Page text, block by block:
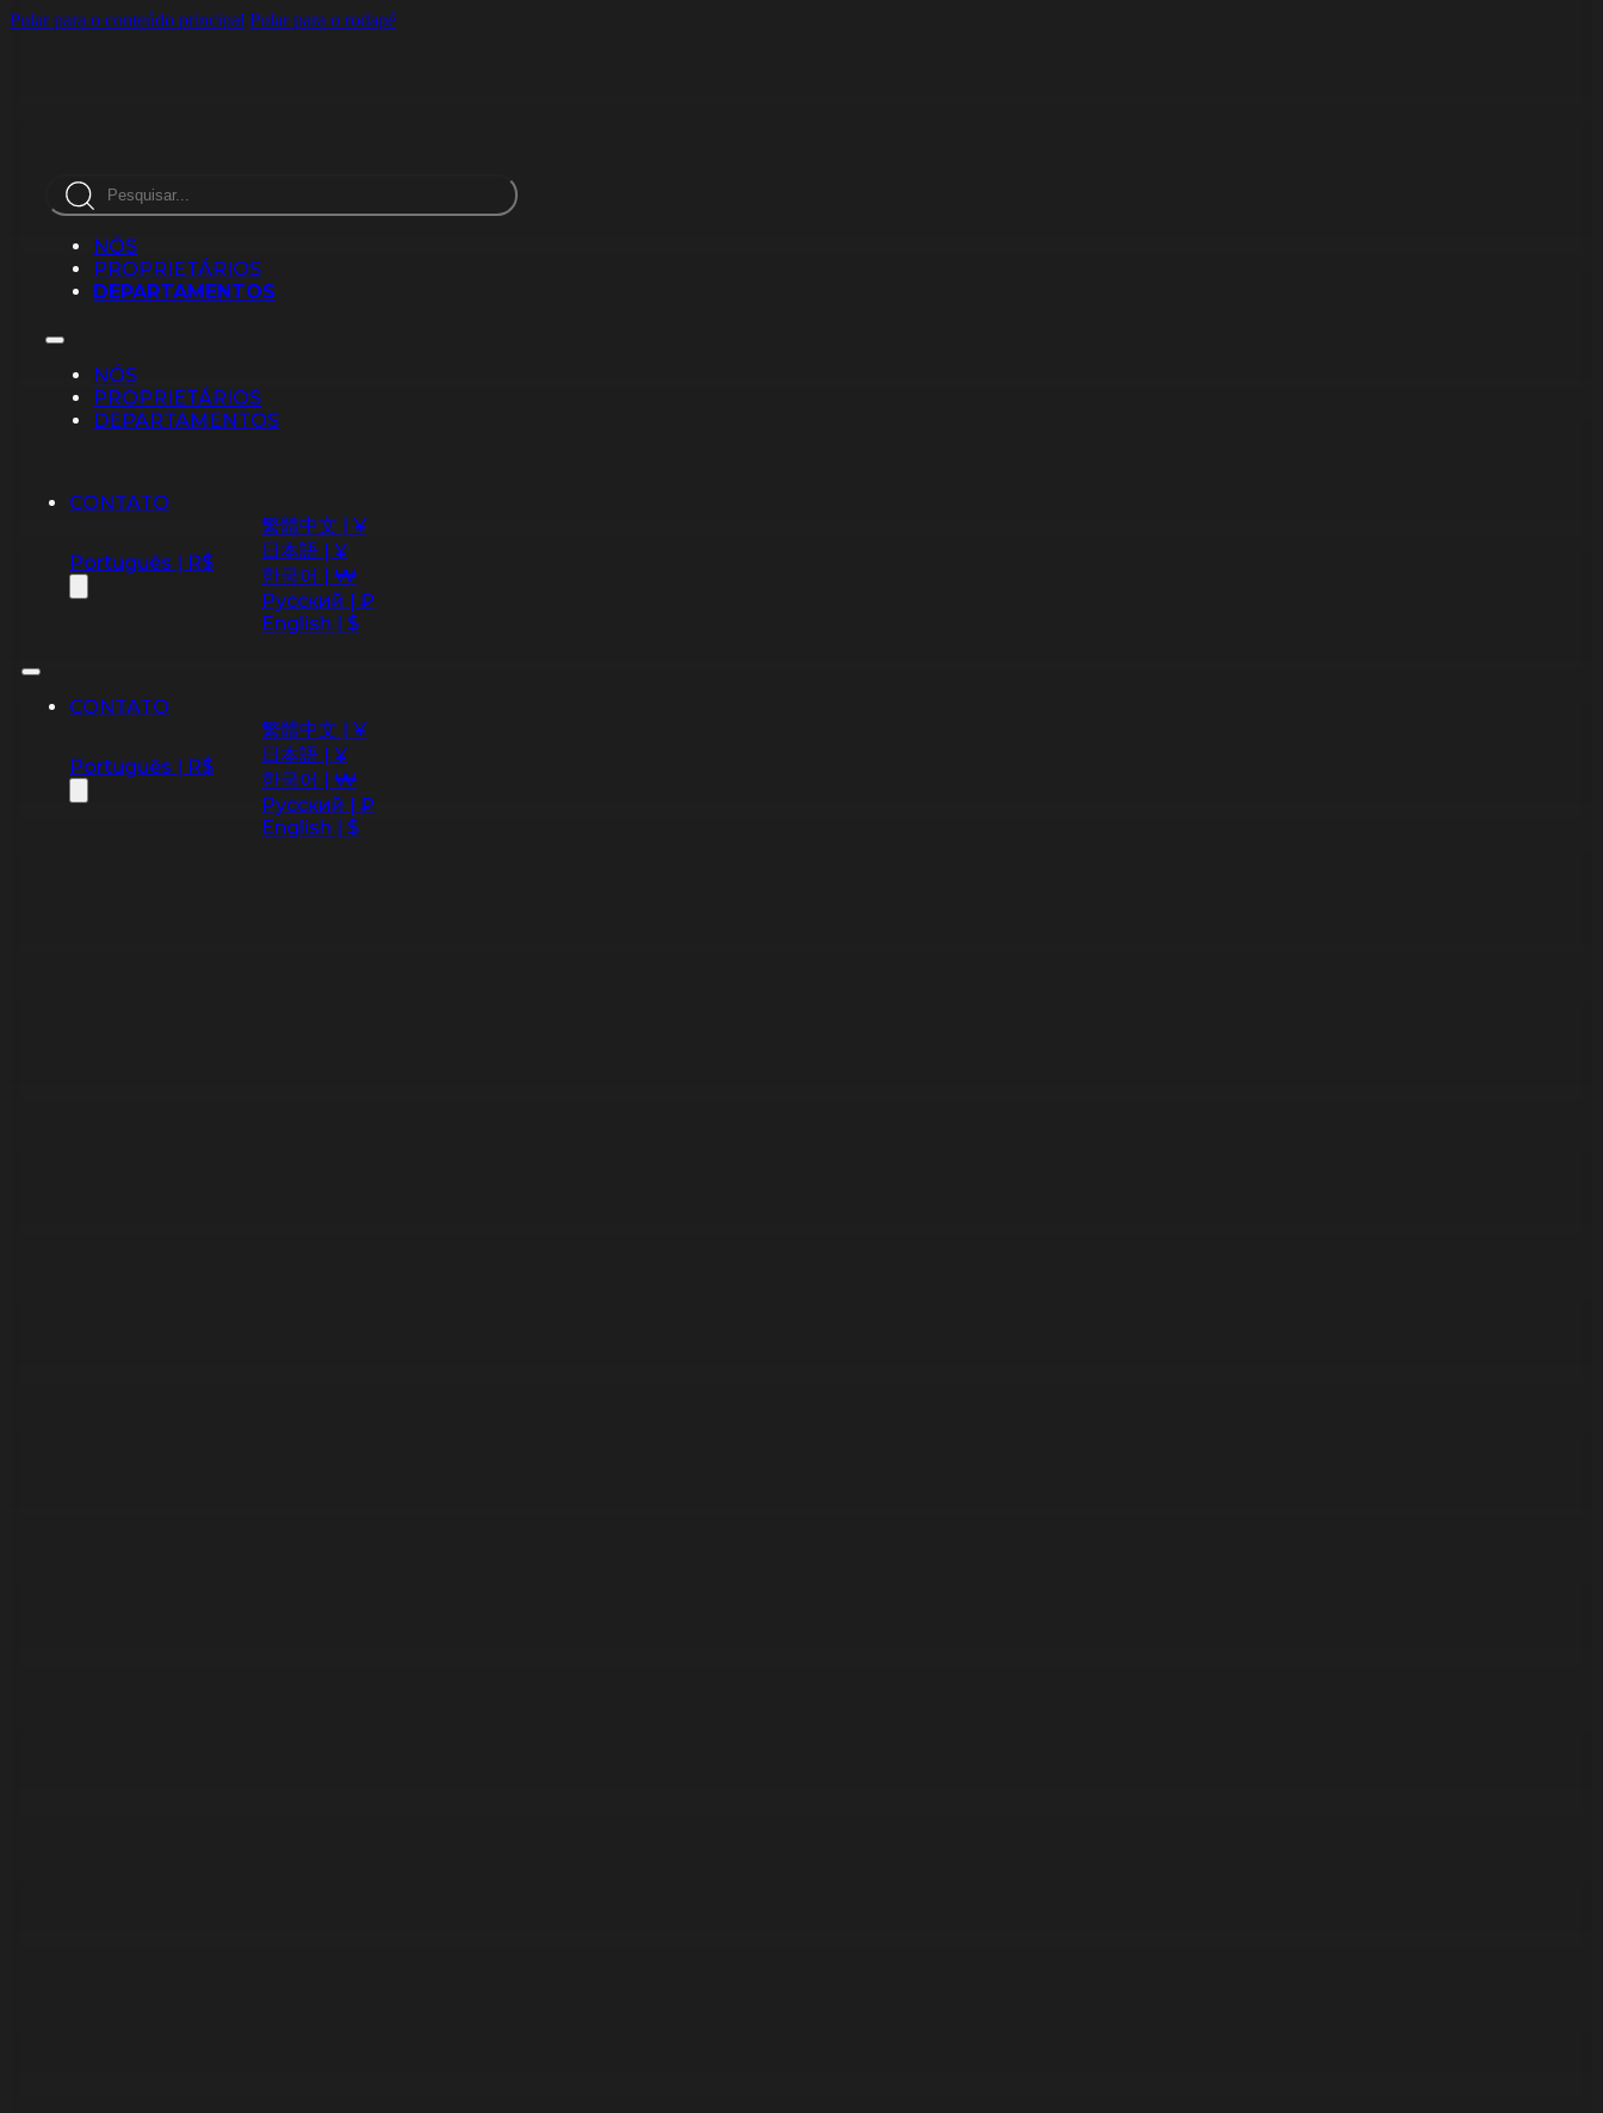
Pular para o conteúdo principal Pular para o rodapé
Pesquisar
NÓS
PROPRIETÁRIOS
DEPARTAMENTOS
NÓS
PROPRIETÁRIOS
DEPARTAMENTOS
CONTATO
Português | R$
繁體中文 | ¥
日本語 | ¥
한국어 | ₩
Русский | ₽
English | $
CONTATO
Português | R$
繁體中文 | ¥
日本語 | ¥
한국어 | ₩
Русский | ₽
English | $